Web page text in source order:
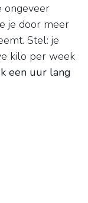
ongeveer
je door meer
Stel: je
kilo per week
een uur lang